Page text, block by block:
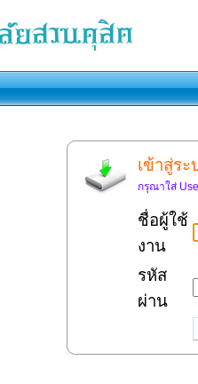
เข้าสู่ระ
กรุณาใส่
ชื่อผู้ใช้
งาน
รหัส
ผ่าน